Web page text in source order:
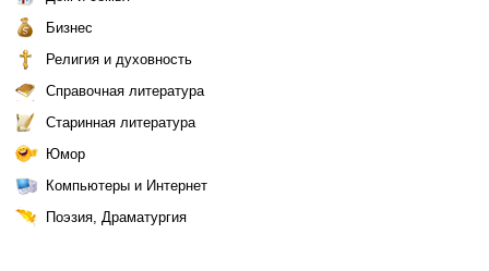
Бизнес
Религия и духовность
Справочная литература
Старинная литература
Юмор
Компьютеры и Интернет
Поэзия, Драматургия